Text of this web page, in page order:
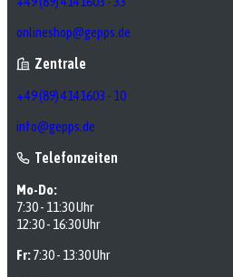
onlineshop@gepps.de
Zentrale
+49 (89) 4141603 - 10
info@gepps.de
Telefonzeiten
Mo-Do:
7:30 - 11:30 Uhr
12:30 - 16:30 Uhr
Fr:7:30 - 13:30 Uhr